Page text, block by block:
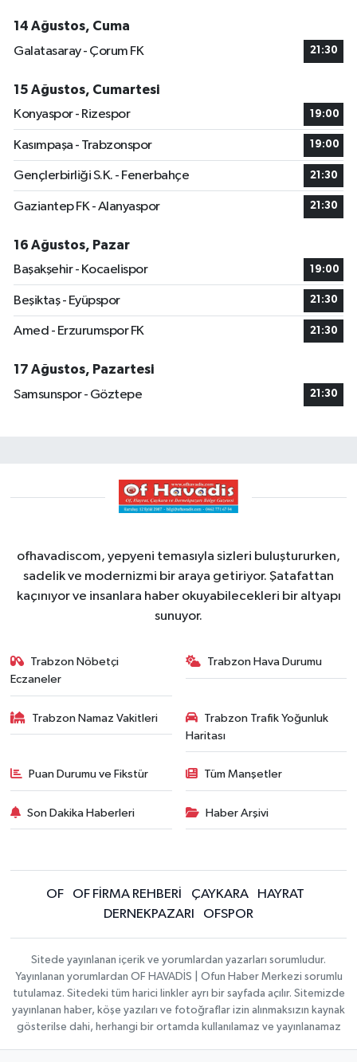
14 Ağustos, Cuma
Galatasaray - Çorum FK
21:30
15 Ağustos, Cumartesi
Konyaspor - Rizespor
19:00
Kasımpaşa - Trabzonspor 19:00
Gençlerbirliği S.K. - Fenerbahçe 21:30
Gaziantep FK - Alanyaspor 21:30
16 Ağustos, Pazar
Başakşehir - Kocaelispor
19:00
Beşiktaş - Eyüpspor 21:30
Amed - Erzurumspor FK 21:30
17 Ağustos, Pazartesi
Samsunspor - Göztepe
21:30
ofhavadiscom, yepyeni temasıyla sizleri buluştururken,
sadelik ve modernizmi bir araya getiriyor. Şatafattan
kaçınıyor ve insanlara haber okuyabilecekleri bir altyapı
sunuyor.
Trabzon Nöbetçi
Eczaneler
Trabzon Hava Durumu
Trabzon Namaz Vakitleri
Trabzon Trafik Yoğunluk
Haritası
Puan Durumu ve Fikstür Tüm Manşetler
Son Dakika Haberleri Haber Arşivi
OF OF FİRMA REHBERİ ÇAYKARA
HAYRAT
DERNEKPAZARI
OFSPOR
Sitede yayınlanan içerik ve yorumlardan yazarları sorumludur.
Yayınlanan yorumlardan OF HAVADİS | Ofun Haber Merkezi sorumlu
tutulamaz. Sitedeki tüm harici linkler ayrı bir sayfada açılır. Sitemizde
yayınlanan haber, köşe yazıları ve fotoğraflar izin alınmaksızın kaynak
gösterilse dahi, herhangi bir ortamda kullanılamaz ve yayınlanamaz